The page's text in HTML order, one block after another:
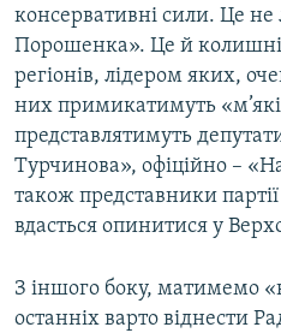
консервативні сили. Це
Порошенка». Це й
регіонів, лідером яких,
них примикатимуть
представлятимуть
Турчинова», офіційно –
також представники
вдасться опинитися у
З іншого боку, матимемо
останніх варто віднести